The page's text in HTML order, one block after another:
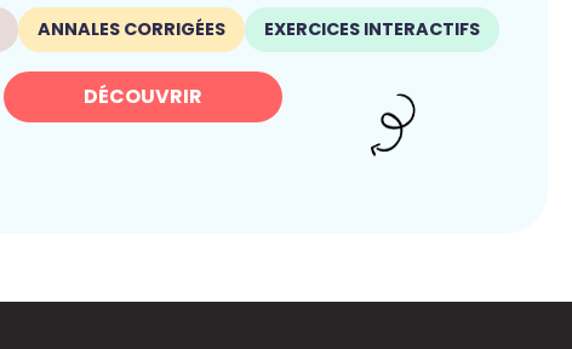
ANNALES CORRIGÉES EXERCICES INTERACTIFS
DÉCOUVRIR